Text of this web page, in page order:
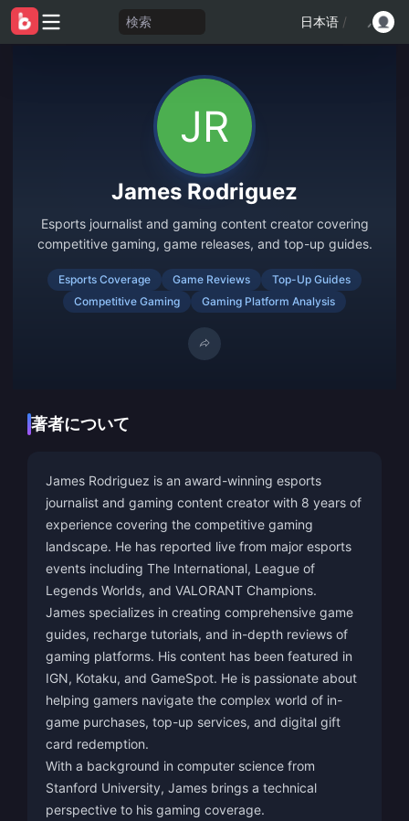
検索 日本语 /
James Rodriguez
Esports journalist and gaming content creator covering
competitive gaming, game releases, and top-up guides.
Esports Coverage Game Reviews
Top-Up Guides
Competitive Gaming
Gaming Platform Analysis
著者について
James Rodriguez is an award-winning esports
journalist and gaming content creator with 8 years of
experience covering the competitive gaming
landscape. He has reported live from major esports
events including The International, League of
Legends Worlds, and VALORANT Champions.
James specializes in creating comprehensive game
guides, recharge tutorials, and in-depth reviews of
gaming platforms. His content has been featured in
IGN, Kotaku, and GameSpot. He is passionate about
helping gamers navigate the complex world of in-
game purchases, top-up services, and digital gift
card redemption.
With a background in computer science from
Stanford University, James brings a technical
perspective to his gaming coverage.